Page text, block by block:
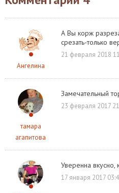
Ангелина
А Вы корж
срезать-только
21 февраля 2018
тамара
агапитова
Замечательный
23 февраля 2017
Уверенна вкусно,
17 января 2017